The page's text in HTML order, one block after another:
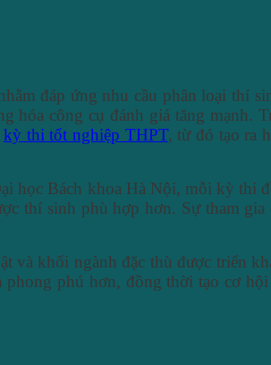
đáp ứng nhu cầu phân loại thí
công cụ đánh giá tăng mạnh.
kỳ thi tốt nghiệp THPT, từ đó tạo ra
Bách khoa Hà Nội, mỗi kỳ thi
thí sinh phù hợp hơn. Sự tham
khối ngành đặc thù được triển
phú hơn, đồng thời tạo cơ